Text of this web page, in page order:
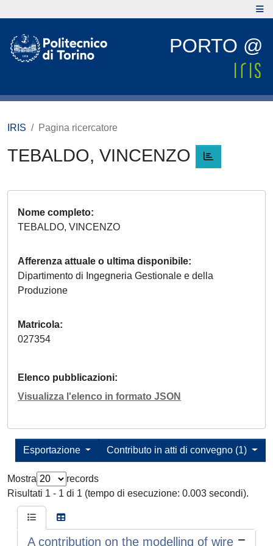
PORTO @
IRIS Pagina ricercatore
TEBALDO, VINCENZO
Nome completo
TEBALDO, VINCENZO
Afferenza attuale o ultima disponibile
Dipartimento di Ingegneria Gestionale e della
Produzione
Matricola
027354
Elenco pubblicazioni
Visualizza l'elenco in formato JSON
Contributo in atti di convegno (1)
Esportazione
Mostra
records
Risultati 1 - 1 di 1 (tempo di esecuzione: 0.003 secondi).
A contribution on the modelling of wire